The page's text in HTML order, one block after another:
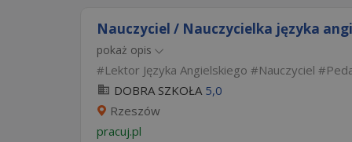
Nauczyciel / Nauczycielka języka
pokaż opis
Lektor Języka Angielskiego Nauczyciel
DOBRA SZKOŁA 5,0
Rzeszów
pracuj.pl